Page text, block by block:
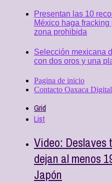
Presentan las 10
México haga
zona prohibida
Selección mexicana
con dos oros y una
Pagina de inicio
Contacto Oaxaca Digital
Grid
List
Video: Deslaves
dejan al menos
Japón